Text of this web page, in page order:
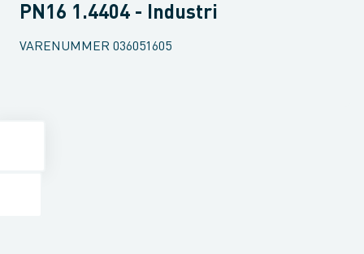
PN16 1.4404 - Industri
VARENUMMER 036051605